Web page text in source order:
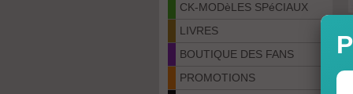
CK-MODèLES SPéCIAUX
LIVRES
BOUTIQUE DES FANS
PROMOTIONS